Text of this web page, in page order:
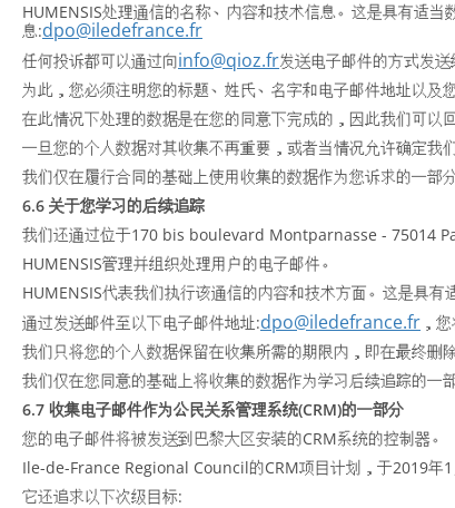
HUMENSIS处理通信的名称、内容和技术信息。这是具有适
息:dpo@iledefrance.fr
任何投诉都可以通过向info@qioz.fr发送电子邮件的方式发送
为此，您必须注明您的标题、姓氏、名字和电子邮件地址以及
在此情况下处理的数据是在您的同意下完成的，因此我们可以
一旦您的个人数据对其收集不再重要，或者当情况允许确定我
我们仅在履行合同的基础上使用收集的数据作为您诉求的一部分
6.6 关于您学习的后续追踪
我们还通过位于170 bis boulevard Montparnasse - 75014
HUMENSIS管理并组织处理用户的电子邮件。
HUMENSIS代表我们执行该通信的内容和技术方面。这是具有
通过发送邮件至以下电子邮件地址:dpo@iledefrance.fr ，
我们只将您的个人数据保留在收集所需的期限内，即在最终删
我们仅在您同意的基础上将收集的数据作为学习后续追踪的一部
6.7 收集电子邮件作为公民关系管理系统(CRM)的一部分
您的电子邮件将被发送到巴黎大区安装的CRM系统的控制器。
Ile-de-France Regional Council的CRM项目计划，于2019年1
它还追求以下次级目标: